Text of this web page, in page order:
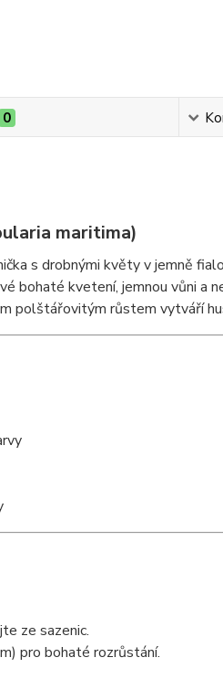
0
maritima)
s drobnými květy v jemně
bohaté kvetení, jemnou vůni a
polštářovitým růstem vytváří
ze sazenic.
pro bohaté rozrůstání.